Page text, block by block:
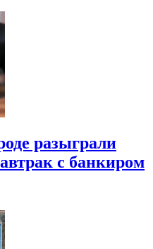
разыграли
с банкиром